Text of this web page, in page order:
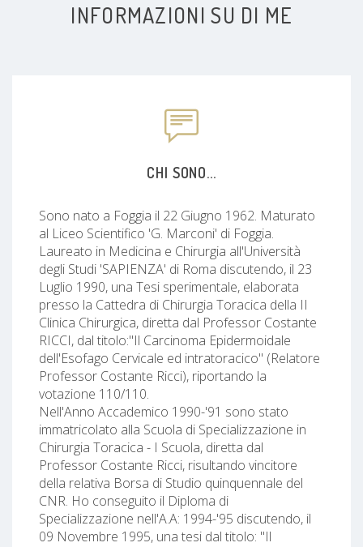
INFORMAZIONI SU DI ME
CHI SONO...
Sono nato a Foggia il 22 Giugno 1962. Maturato
al Liceo Scientifico 'G. Marconi' di Foggia.
Laureato in Medicina e Chirurgia all'Università
degli Studi 'SAPIENZA' di Roma discutendo, il 23
Luglio 1990, una Tesi sperimentale, elaborata
presso la Cattedra di Chirurgia Toracica della II
Clinica Chirurgica, diretta dal Professor Costante
RICCI, dal titolo:"Il Carcinoma Epidermoidale
dell'Esofago Cervicale ed intratoracico" (Relatore
Professor Costante Ricci), riportando la
votazione 110/110.
Nell'Anno Accademico 1990-'91 sono stato
immatricolato alla Scuola di Specializzazione in
Chirurgia Toracica - I Scuola, diretta dal
Professor Costante Ricci, risultando vincitore
della relativa Borsa di Studio quinquennale del
CNR. Ho conseguito il Diploma di
Specializzazione nell'A.A: 1994-'95 discutendo, il
09 Novembre 1995, una tesi dal titolo: "Il